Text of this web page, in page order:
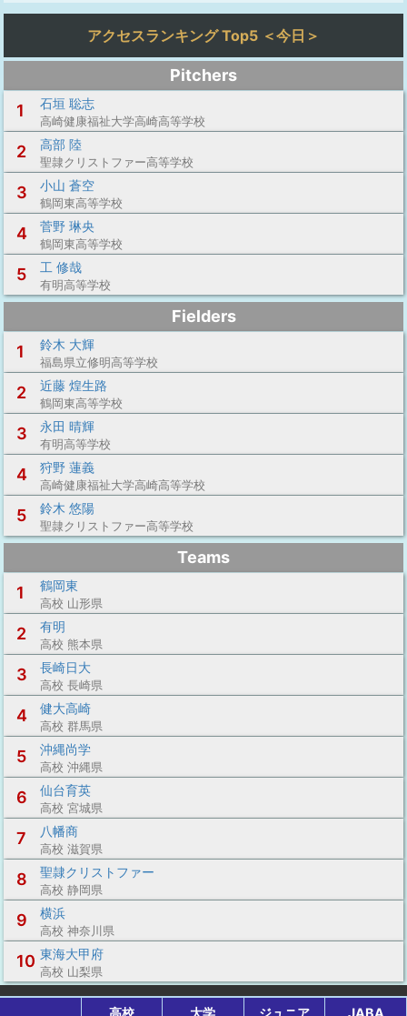
アクセスランキング Top5 ＜今日＞
Pitchers
1
石垣 聡志
高崎健康福祉大学高崎高等学校
2 高部 陸
聖隷クリストファー高等学校
3 小山 蒼空
鶴岡東高等学校
4 菅野 琳央
鶴岡東高等学校
5 工 修哉
有明高等学校
Fielders
1
鈴木 大輝
福島県立修明高等学校
2 近藤 煌生路
鶴岡東高等学校
3 永田 晴輝
有明高等学校
4 狩野 蓮義
高崎健康福祉大学高崎高等学校
5 鈴木 悠陽
聖隷クリストファー高等学校
Teams
1
鶴岡東
高校 山形県
2 有明
高校 熊本県
3 長崎日大
高校 長崎県
4 健大高崎
高校 群馬県
5 沖縄尚学
高校 沖縄県
6 仙台育英
高校 宮城県
7 八幡商
高校 滋賀県
8 聖隷クリストファー
高校 静岡県
9 横浜
高校 神奈川県
10 東海大甲府
高校 山梨県
高校 大学 ジュニア JABA